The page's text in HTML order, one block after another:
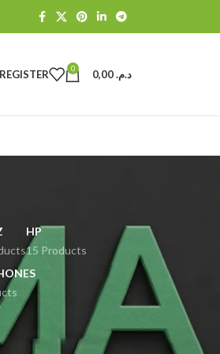
0 د.م.
HP
15 Products